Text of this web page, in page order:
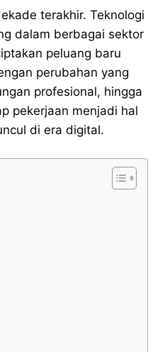
terakhir. Teknologi
dalam berbagai sektor
peluang baru
perubahan yang
profesional, hingga
pekerjaan menjadi hal
di era digital.